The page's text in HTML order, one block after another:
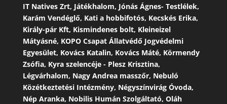
IT Natives Zrt, Játékhalom, Jónás Ágnes- Testlélek,
Karám Vendéglő, Kati a hobbifotós, Kecskés Erika,
Király-pár Kft, Kismindenes bolt, Kleineizel
Mátyásné, KOPO Csapat Állatvédő Jogvédelmi
Egyesület, Kovács Katalin, Kovács Máté, Körmendy
Zsófia, Kyra szelencéje - Plesz Krisztina,
Légvárhalom, Nagy Andrea masszőr, Nebuló
Közétkeztetési Intézmény, Négyszínvirág Óvoda,
Nép Aranka, Nobilis Humán Szolgáltató, Oláh